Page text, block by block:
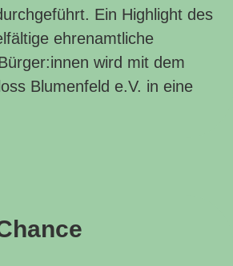
Ein Highlight des
ehrenamtliche
wird mit dem
Blumenfeld e.V. in eine